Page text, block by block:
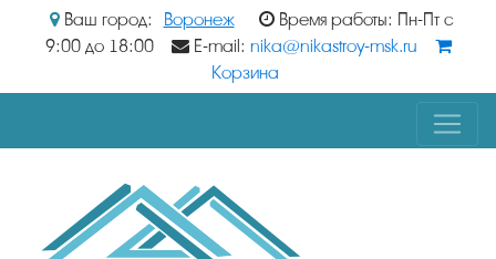
Ваш город: Воронеж
Время работы: Пн-Пт с
9:00 до 18:00
E-mail: nika@nikastroy-msk.ru
Корзина